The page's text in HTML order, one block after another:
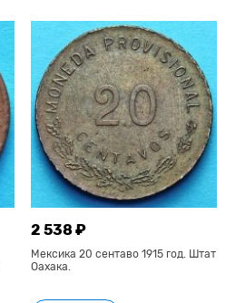
2 538 ₽
Мексика 20 сентаво 1915 год. Штат
Оахака.